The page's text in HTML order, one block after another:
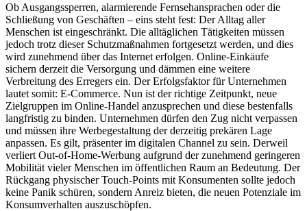
Ob Ausgangssperren, alarmierende Fernsehansprachen oder die
Schließung von Geschäften – eins steht fest: Der Alltag aller
Menschen ist eingeschränkt. Die alltäglichen Tätigkeiten müssen
jedoch trotz dieser Schutzmaßnahmen fortgesetzt werden, und dies
wird zunehmend über das Internet erfolgen. Online-Einkäufe
sichern derzeit die Versorgung und dämmen eine weitere
Verbreitung des Erregers ein. Der Erfolgsfaktor für Unternehmen
lautet somit: E-Commerce. Nun ist der richtige Zeitpunkt, neue
Zielgruppen im Online-Handel anzusprechen und diese bestenfalls
langfristig zu binden. Unternehmen dürfen den Zug nicht verpassen
und müssen ihre Werbegestaltung der derzeitig prekären Lage
anpassen. Es gilt, präsenter im digitalen Channel zu sein. Derweil
verliert Out-of-Home-Werbung aufgrund der zunehmend geringeren
Mobilität vieler Menschen im öffentlichen Raum an Bedeutung. Der
Rückgang physischer Touch-Points mit Konsumenten sollte jedoch
keine Panik schüren, sondern Anreiz bieten, die neuen Potenziale im
Konsumverhalten auszuschöpfen.